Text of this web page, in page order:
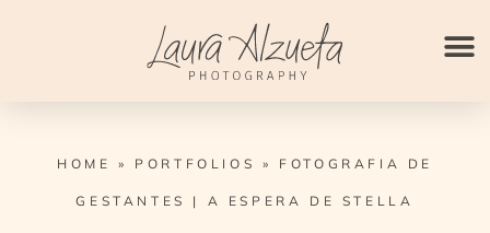
HOME » PORTFOLIOS » FOTOGRAFIA DE
GESTANTES | A ESPERA DE STELLA